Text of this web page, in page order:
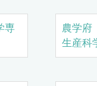
専
農学
生産科